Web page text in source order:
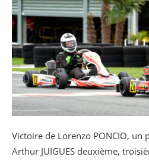
Victoire de Lorenzo PONCIO, un
Arthur JUIGUES deuxième,